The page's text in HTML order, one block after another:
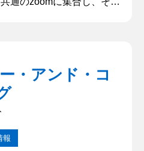
してください。 全員が意
が進みにくくなっている
・アンド・コ
報